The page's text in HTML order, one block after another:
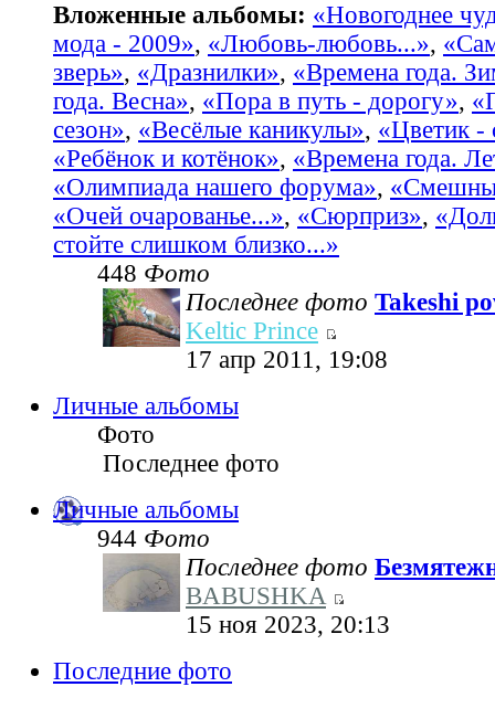
Вложенные альбомы: «Новогоднее
мода - 2009», «Любовь-любовь...»,
зверь», «Дразнилки», «Времена года.
года. Весна», «Пора в путь - дорогу»,
сезон», «Весёлые каникулы», «Цветик -
«Ребёнок и котёнок», «Времена года.
«Олимпиада нашего форума»,
«Очей очарованье...», «Сюрприз»,
стойте слишком близко...»
448 Фото
Последнее фото Takeshi
Keltic Prince
17 апр 2011, 19:08
Личные альбомы
Фото
Последнее фото
Личные альбомы
944 Фото
Последнее фото
BABUSHKA
15 ноя 2023, 20:13
Последние фото